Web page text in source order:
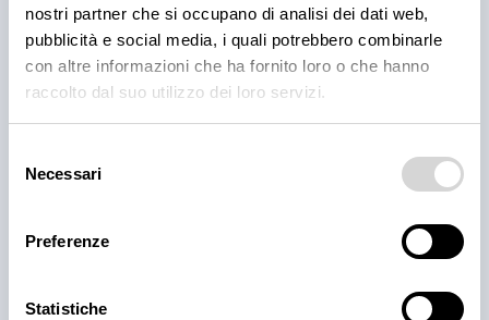
nostri partner che si occupano di analisi dei dati web,
pubblicità e social media, i quali potrebbero combinarle
con altre informazioni che ha fornito loro o che hanno
raccolto dal suo utilizzo dei loro servizi.
delNecessari
Preferenze
Statistiche
Provincia Di Residenza *
Provincia di residenza
Messaggio